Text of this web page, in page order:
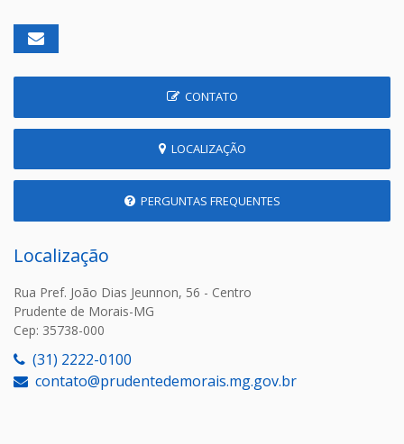
CONTATO
LOCALIZAÇÃO
PERGUNTAS FREQUENTES
Localização
Rua Pref. João Dias Jeunnon, 56 - Centro
Prudente de Morais-MG
Cep: 35738-000
(31) 2222-0100
contato@prudentedemorais.mg.gov.br